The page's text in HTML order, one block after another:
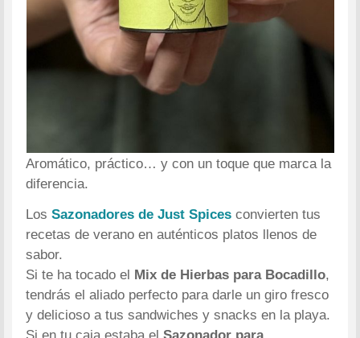
Aromático, práctico… y con un toque que marca la
diferencia.
LosSazonadores de Just Spices convierten tus
recetas de verano en auténticos platos llenos de
sabor.
Si te ha tocado el Mix de Hierbas para Bocadillo,
tendrás el aliado perfecto para darle un giro fresco
y delicioso a tus sandwiches y snacks en la playa.